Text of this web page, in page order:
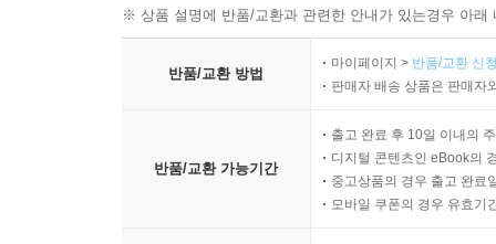
※ 상품 설명에 반품/교환과 관련한 안내가 있는경우 아
반품/교환 방법
마이페이지 > 반품/교환 신
판매자 배송 상품은 판매자
반품/교환 가능기간
출고 완료 후 10일 이내의
디지털 콘텐츠인 eBook의
중고상품의 경우 출고 완료
모바일 쿠폰의 경우 유효기